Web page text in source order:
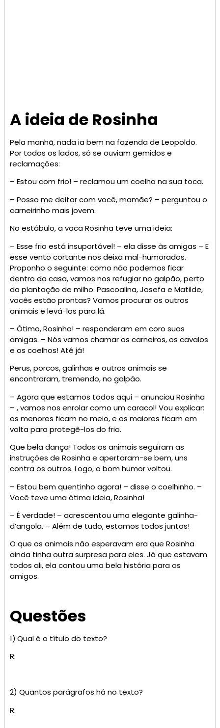
A ideia de Rosinha
Pela manhã, nada ia bem na fazenda de Leopoldo.
Por todos os lados, só se ouviam gemidos e
reclamações:
– Estou com frio! – reclamou um coelho na sua toca.
– Posso me deitar com você, mamãe? – perguntou o
carneirinho mais jovem.
No estábulo, a vaca Rosinha teve uma ideia:
– Esse frio está insuportável! – ela disse às amigas – E
esse vento cortante nos deixa mal-humorados.
Proponho o seguinte: como não podemos ficar
dentro da casa, vamos nos refugiar no galpão, perto
da plantação de milho. Pascoalina, Josefa e Matilde,
vocês estão prontas? Vamos procurar os outros
animais e levá-los para lá.
– Ótimo, Rosinha! – responderam em coro suas
amigas. – Nós vamos chamar os carneiros, os cavalos
e os coelhos! Até já!
Perus, porcos, galinhas e outros animais se
encontraram, tremendo, no galpão.
– Agora que estamos todos aqui – anunciou Rosinha
– , vamos nos enrolar como um caracol! Vou explicar:
os menores ficam no meio, e os maiores ficam em
volta para protegê-los do frio.
Que bela dança! Todos os animais seguiram as
instruções de Rosinha e apertaram-se bem, uns
contra os outros. Logo, o bom humor voltou.
– Estou bem quentinho agora! – disse o coelhinho. –
Você teve uma ótima ideia, Rosinha!
– É verdade! – acrescentou uma elegante galinha-
d’angola. – Além de tudo, estamos todos juntos!
O que os animais não esperavam era que Rosinha
ainda tinha outra surpresa para eles. Já que estavam
todos ali, ela contou uma bela história para os
amigos.
Questões
1) Qual é o título do texto?
R:
2) Quantos parágrafos há no texto?
R: